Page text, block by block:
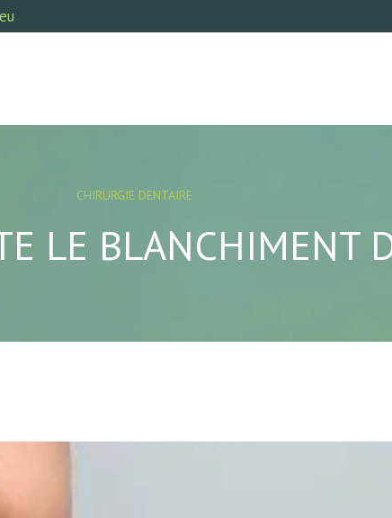
CHIRURGIE DENTAIRE
LE BLANCHIMENT